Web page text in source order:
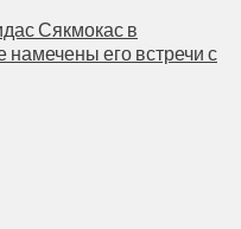
Сякмокас в
намечены его встречи с